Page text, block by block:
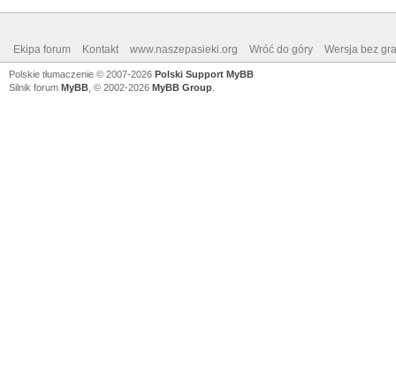
Ekipa forum Kontakt www.naszepasieki.org Wróć do góry Wersja bez
Polskie tłumaczenie © 2007-2026 Polski Support MyBB
Silnik forum MyBB , © 2002-2026 MyBB Group